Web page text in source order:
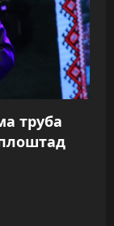
труба